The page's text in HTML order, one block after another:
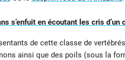
s’enfuit en écoutant les cris
de cette classe de
ainsi que des poils (sous la